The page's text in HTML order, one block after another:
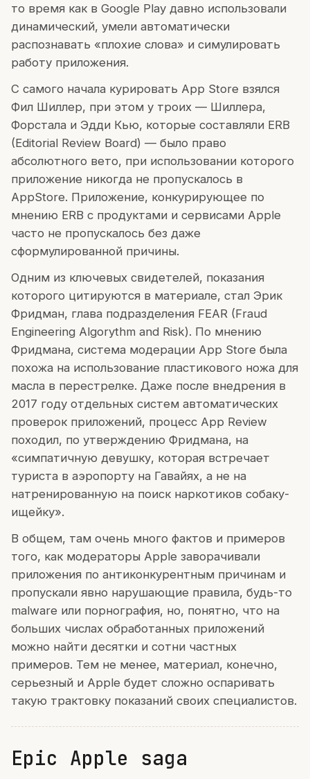
то время как в Google Play давно использовали
динамический, умели автоматически
распознавать «плохие слова» и симулировать
работу приложения.
С самого начала курировать App Store взялся
Фил Шиллер, при этом у троих — Шиллера,
Форстала и Эдди Кью, которые составляли ERB
(Editorial Review Board) — было право
абсолютного вето, при использовании которого
приложение никогда не пропускалось в
AppStore. Приложение, конкурирующее по
мнению ERB с продуктами и сервисами Apple
часто не пропускалось без даже
сформулированной причины.
Одним из ключевых свидетелей, показания
которого цитируются в материале, стал Эрик
Фридман, глава подразделения FEAR (Fraud
Engineering Algorythm and Risk). По мнению
Фридмана, система модерации App Store была
похожа на использование пластикового ножа для
масла в перестрелке. Даже после внедрения в
2017 году отдельных систем автоматических
проверок приложений, процесс App Review
походил, по утверждению Фридмана, на
«симпатичную девушку, которая встречает
туриста в аэропорту на Гавайях, а не на
натренированную на поиск наркотиков собаку-
ищейку».
В общем, там очень много фактов и примеров
того, как модераторы Apple заворачивали
приложения по антиконкурентным причинам и
пропускали явно нарушающие правила, будь-то
malware или порнография, но, понятно, что на
больших числах обработанных приложений
можно найти десятки и сотни частных
примеров. Тем не менее, материал, конечно,
серьезный и Apple будет сложно оспаривать
такую трактовку показаний своих специалистов.
Epic Apple saga